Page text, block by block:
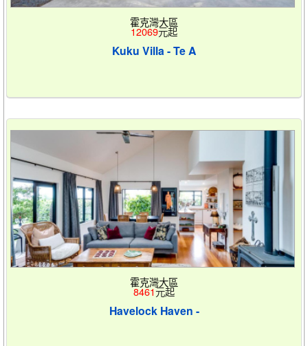
霍克灣大區
12069元起
Kuku Villa - Te A
霍克灣大區
8461元起
Havelock Haven -